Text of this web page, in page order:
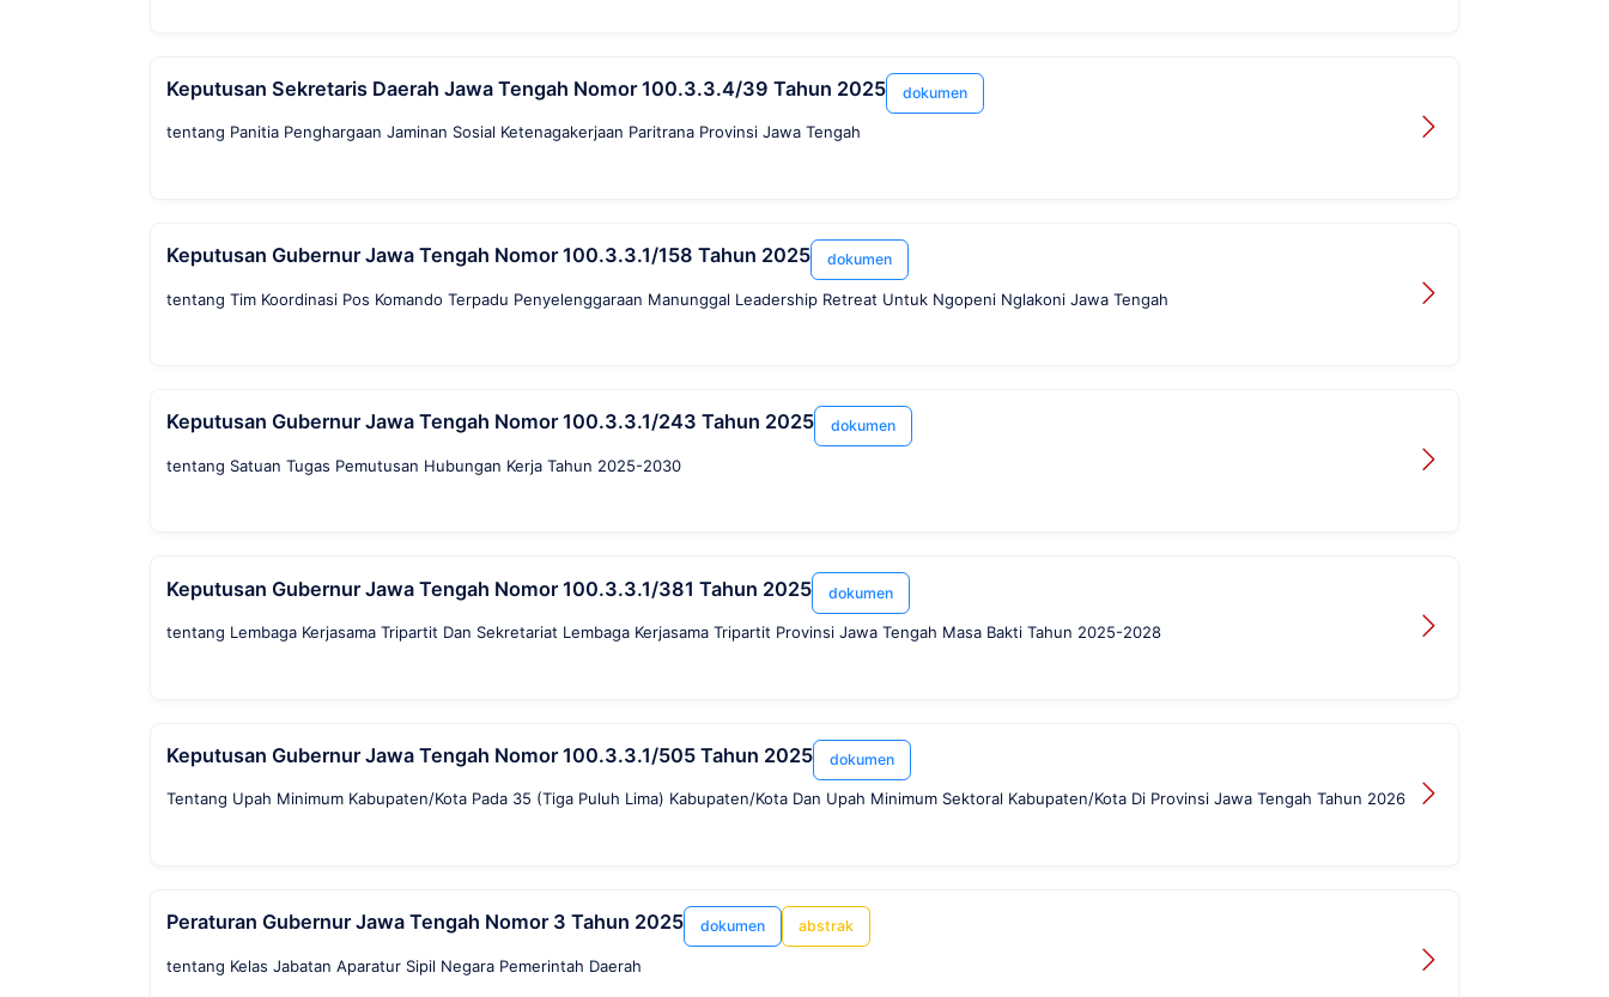
Keputusan Sekretaris Daerah Jawa Tengah Nomor 100.3.3.4/39 Tahun 2025 dokumen
tentang Panitia Penghargaan Jaminan Sosial Ketenagakerjaan Paritrana Provinsi Jawa Tengah
Keputusan Gubernur Jawa Tengah Nomor 100.3.3.1/158 Tahun 2025 dokumen
tentang Tim Koordinasi Pos Komando Terpadu Penyelenggaraan Manunggal Leadership Retreat Untuk Ngopeni Nglakoni Jawa Tengah
Keputusan Gubernur Jawa Tengah Nomor 100.3.3.1/243 Tahun 2025 dokumen
tentang Satuan Tugas Pemutusan Hubungan Kerja Tahun 2025-2030
Keputusan Gubernur Jawa Tengah Nomor 100.3.3.1/381 Tahun 2025 dokumen
tentang Lembaga Kerjasama Tripartit Dan Sekretariat Lembaga Kerjasama Tripartit Provinsi Jawa Tengah Masa Bakti Tahun 2025-2028
Keputusan Gubernur Jawa Tengah Nomor 100.3.3.1/505 Tahun 2025 dokumen
Tentang Upah Minimum Kabupaten/Kota Pada 35 (Tiga Puluh Lima) Kabupaten/Kota Dan Upah Minimum Sektoral Kabupaten/Kota Di Provinsi Jawa Tengah Tahun 2026
Peraturan Gubernur Jawa Tengah Nomor 3 Tahun 2025 dokumen abstrak
tentang Kelas Jabatan Aparatur Sipil Negara Pemerintah Daerah